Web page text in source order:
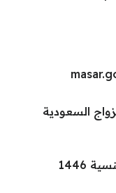
السعودية
1446